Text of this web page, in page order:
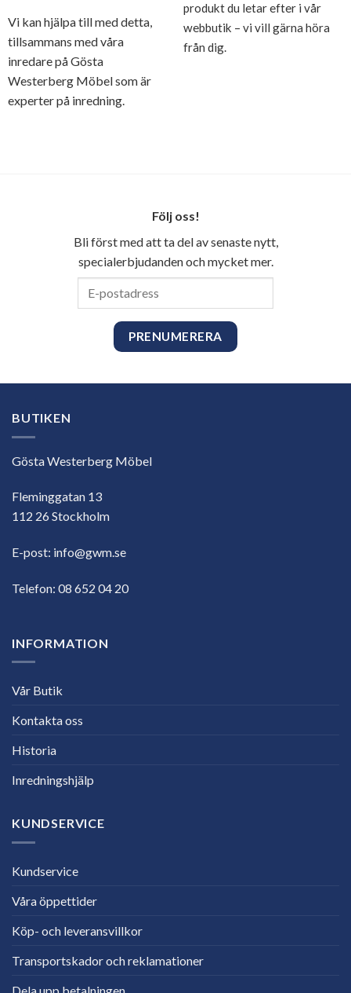
Vi kan hjälpa till med detta,
tillsammans med våra
inredare på Gösta
Westerberg Möbel som är
experter på inredning.
produkt du letar efter i vår
webbutik – vi vill gärna höra
från dig.
Följ oss!
Bli först med att ta del av senaste nytt,
specialerbjudanden och mycket mer.
BUTIKEN
Gösta Westerberg Möbel
Fleminggatan 13
112 26 Stockholm
E-post: info@gwm.se
Telefon: 08 652 04 20
INFORMATION
Vår Butik
Kontakta oss
Historia
Inredningshjälp
KUNDSERVICE
Kundservice
Våra öppettider
Köp- och leveransvillkor
Transportskador och reklamationer